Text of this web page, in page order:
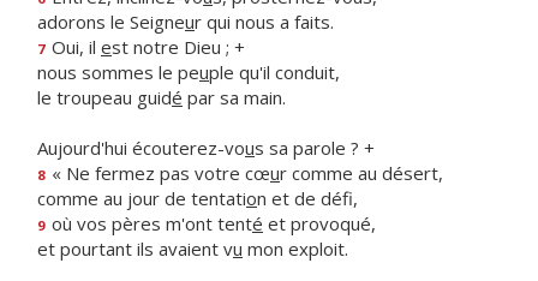
adorons le Seigneur qui nous a faits.
7 Oui, il est notre Dieu ; +
nous sommes le peuple qu'il conduit,
le troupeau guidé par sa main.
Aujourd'hui écouterez-vous sa parole ? +
8 « Ne fermez pas votre cœur comme au désert,
comme au jour de tentation et de défi,
9 où vos pères m'ont tenté et provoqué,
et pourtant ils avaient vu mon exploit.